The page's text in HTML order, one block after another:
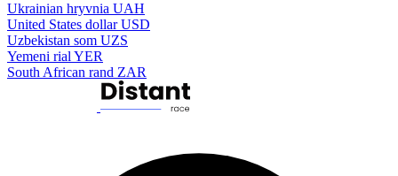
Ukrainian hryvnia UAH
United States dollar USD
Uzbekistan som UZS
Yemeni rial YER
South African rand ZAR